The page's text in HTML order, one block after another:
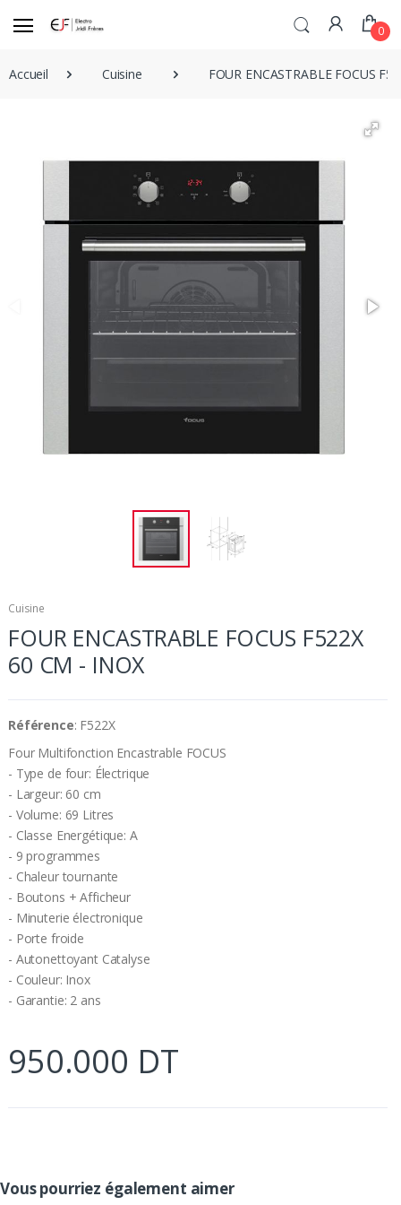
0
Accueil Cuisine FOUR ENCASTRABLE FOCUS
Cuisine
FOUR ENCASTRABLE FOCUS F522X
60 CM - INOX
Référence: F522X
Four Multifonction Encastrable FOCUS
- Type de four: Électrique
- Largeur: 60 cm
- Volume: 69 Litres
- Classe Energétique: A
- 9 programmes
- Chaleur tournante
- Boutons + Afficheur
- Minuterie électronique
- Porte froide
- Autonettoyant Catalyse
- Couleur: Inox
- Garantie: 2 ans
950.000 DT
Vous pourriez également aimer